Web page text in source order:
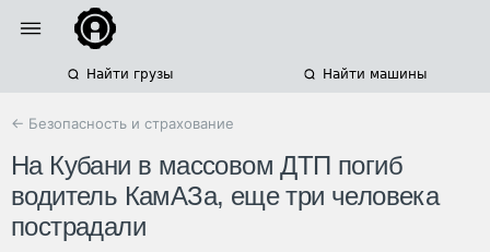
Найти грузы Найти машины
← Безопасность и страхование
На Кубани в массовом ДТП погиб
водитель КамАЗа, еще три человека
пострадали